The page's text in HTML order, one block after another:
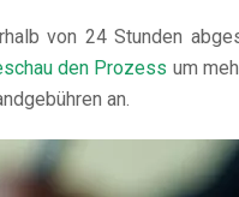
von 24 Stunden
den Prozess um
an.